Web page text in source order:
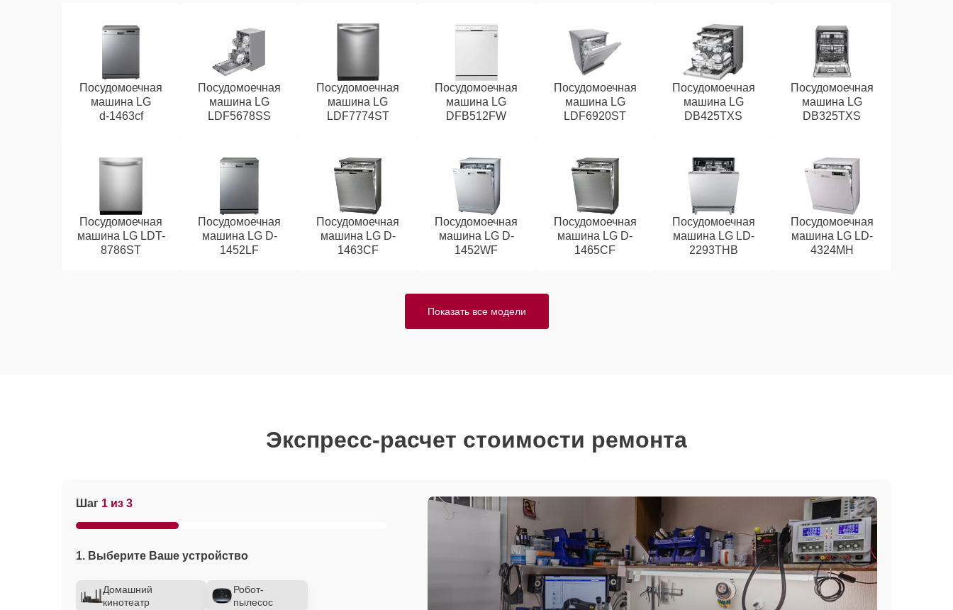
Посудомоечная
машина LG
d‑1463cf
Посудомоечная
машина LG
LDF5678SS
Посудомоечная
машина LG
LDF7774ST
Посудомоечная
машина LG
DFB512FW
Посудомоечная
машина LG
LDF6920ST
Посудомоечная
машина LG
DB425TXS
Посудомоечная
машина LG
DB325TXS
Посудомоечная
машина LG LDT-
8786ST
Посудомоечная
машина LG D-
1452LF
Посудомоечная
машина LG D-
1463CF
Посудомоечная
машина LG D-
1452WF
Посудомоечная
машина LG D-
1465CF
Посудомоечная
машина LG LD-
2293THB
Посудомоечная
машина LG LD-
4324MH
Показать все модели
Экспресс-расчет стоимости ремонта
Шаг 1 из 3
1. Выберите Ваше устройство
Домашний
кинотеатр
Робот-
пылесос